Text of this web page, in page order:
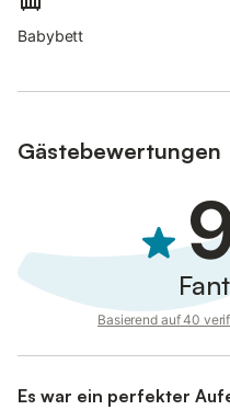
Babybett
Gästebewertungen
Basierend auf 40
Es war ein perfekter